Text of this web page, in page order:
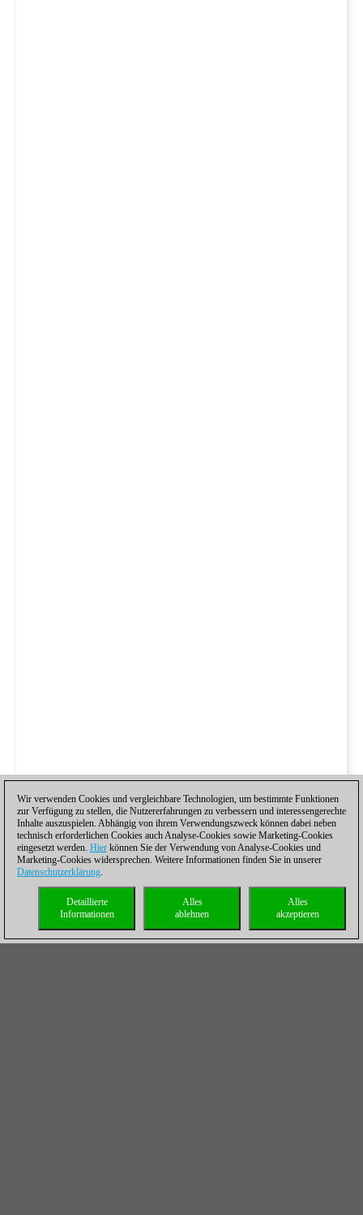
Wir verwenden Cookies und vergleichbare Technologien, um bestimmte Funktionen
zur Verfügung zu stellen, die Nutzererfahrungen zu verbessern und interessengerechte
Inhalte auszuspielen. Abhängig von ihrem Verwendungszweck können dabei neben
technisch erforderlichen Cookies auch Analyse-Cookies sowie Marketing-Cookies
eingesetzt werden. Hier können Sie der Verwendung von Analyse-Cookies und
Marketing-Cookies widersprechen. Weitere Informationen finden Sie in unserer
Datenschutzerklärung.
Alles
akzeptieren
Alles
ablehnen
Detaillierte
Informationen